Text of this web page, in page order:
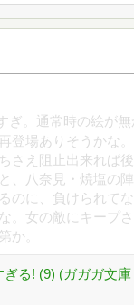
ぎ。通常時の絵が
登場ありそうかな
さえ阻止出来れば
、八奈見・焼塩の
のに、負けられて
。女の敵にキープ
か。
る! (9) (ガガガ文庫